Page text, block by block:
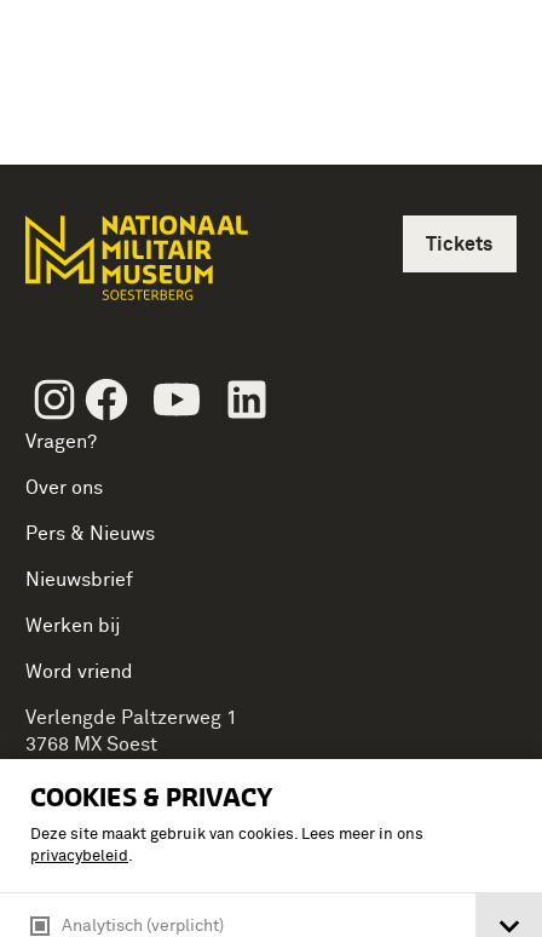
COOKIES & PRIVACY
Deze site maakt gebruik van cookies. Lees meer in ons
privacybeleid .
Analytisch (verplicht)
InstagramFacebookYoutube
Vragen?
Over ons
Pers & Nieuws
Nieuwsbrief
Werken bij
Word vriend
Tickets
Verlengde Paltzerweg 1
3768 MX Soest
Onderdeel van Stichting Koninklijke Defensiemusea,